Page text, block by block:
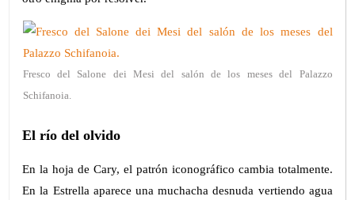
Fresco del Salone dei Mesi del salón de los meses del Palazzo
Schifanoia.
El río del olvido
En la hoja de Cary, el patrón iconográfico cambia totalmente.
En la Estrella aparece una muchacha desnuda vertiendo agua